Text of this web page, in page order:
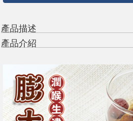
產品描述
產品介紹